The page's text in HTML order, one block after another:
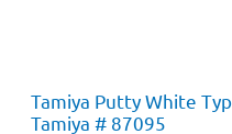
Tamiya Putty White
Tamiya # 87095